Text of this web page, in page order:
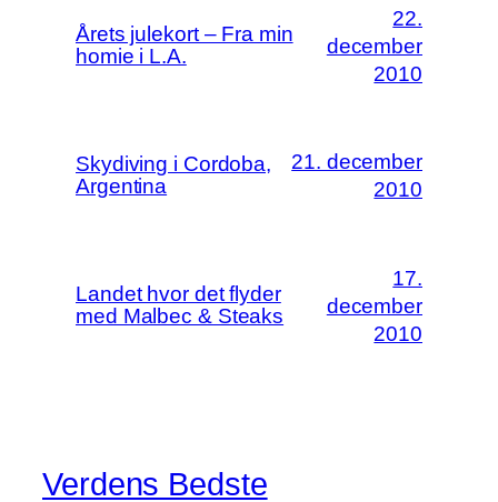
Årets julekort – Fra min
homie i L.A.
22.
december
2010
Skydiving i Cordoba,
Argentina
21. december
2010
Landet hvor det flyder
med Malbec & Steaks
17.
december
2010
Verdens Bedste